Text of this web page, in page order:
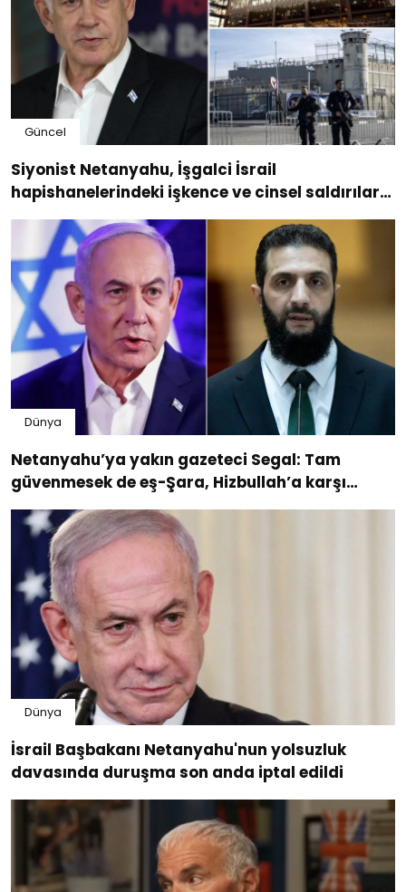
Güncel
Siyonist Netanyahu, İşgalci İsrail
hapishanelerindeki işkence ve cinsel saldırıları
yazan New York Times'ı hedef aldı
Dünya
Netanyahu’ya yakın gazeteci Segal: Tam
güvenmesek de eş-Şara, Hizbullah’a karşı
istediğimizi veriyor
Dünya
İsrail Başbakanı Netanyahu'nun yolsuzluk
davasında duruşma son anda iptal edildi